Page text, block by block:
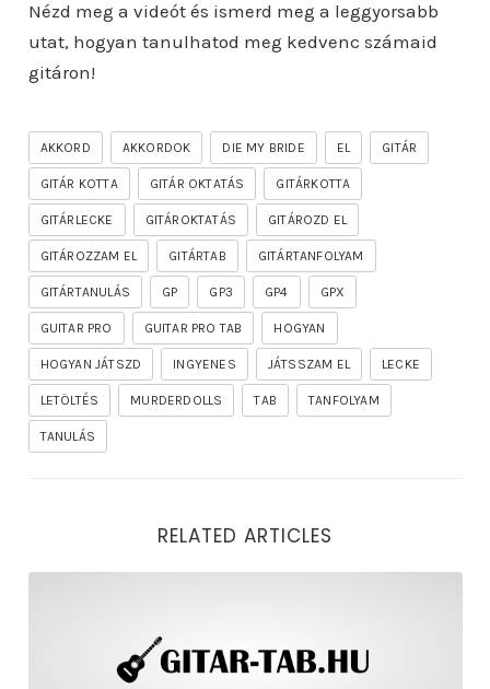
Nézd meg a videót és ismerd meg a leggyorsabb
utat, hogyan tanulhatod meg kedvenc számaid
gitáron!
AKKORD AKKORDOK DIE MY BRIDE EL GITÁR
GITÁR KOTTA GITÁR OKTATÁS GITÁRKOTTA
GITÁRLECKE GITÁROKTATÁS GITÁROZD EL
GITÁROZZAM EL GITÁRTAB GITÁRTANFOLYAM
GITÁRTANULÁS GP GP3 GP4 GPX
GUITAR PRO GUITAR PRO TAB HOGYAN
HOGYAN JÁTSZD INGYENES JÁTSSZAM EL LECKE
LETÖLTÉS MURDERDOLLS TAB TANFOLYAM
TANULÁS
RELATED ARTICLES